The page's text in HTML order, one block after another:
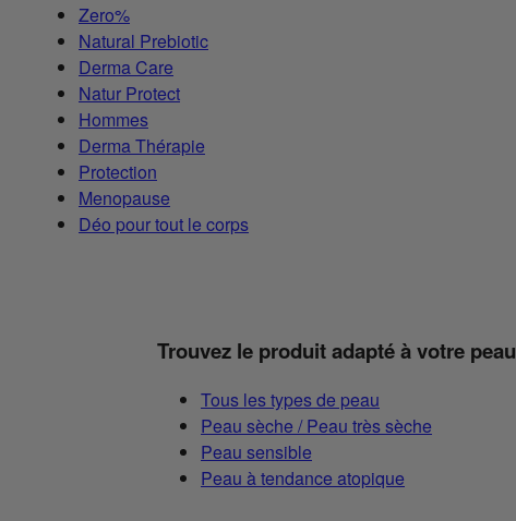
Zero%
Natural Prebiotic
Derma Care
Natur Protect
Hommes
Derma Thérapie
Protection
Menopause
Déo pour tout le corps
Trouvez le produit adapté à votre peau
Tous les types de peau
Peau sèche / Peau très sèche
Peau sensible
Peau à tendance atopique